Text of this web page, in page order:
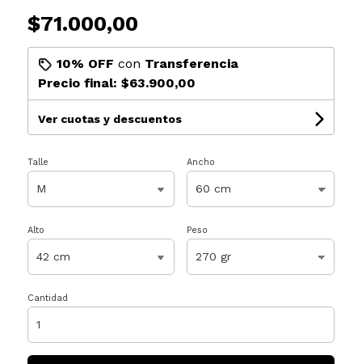
$71.000,00
10% OFF con Transferencia
Precio final: $63.900,00
Ver cuotas y descuentos
Talle Ancho
Alto Peso
Cantidad